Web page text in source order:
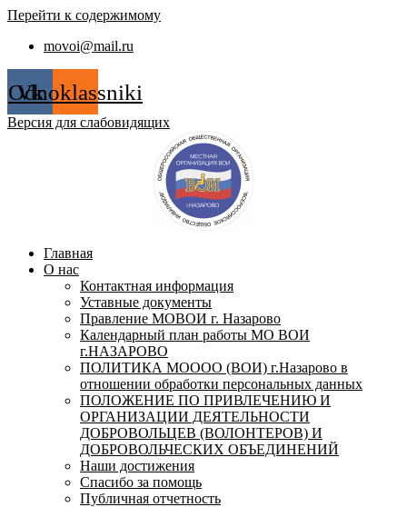
Перейти к содержимому
movoi@mail.ru
Vk
Odnoklassniki
Версия для слабовидящих
Главная
О нас
Контактная информация
Уставные документы
Правление МОВОИ г. Назарово
Календарный план работы МО ВОИ
г.НАЗАРОВО
ПОЛИТИКА МОООО (ВОИ) г.Назарово в
отношении обработки персональных данных
ПОЛОЖЕНИЕ ПО ПРИВЛЕЧЕНИЮ И
ОРГАНИЗАЦИИ ДЕЯТЕЛЬНОСТИ
ДОБРОВОЛЬЦЕВ (ВОЛОНТЕРОВ) И
ДОБРОВОЛЬЧЕСКИХ ОБЪЕДИНЕНИЙ
Наши достижения
Спасибо за помощь
Публичная отчетность